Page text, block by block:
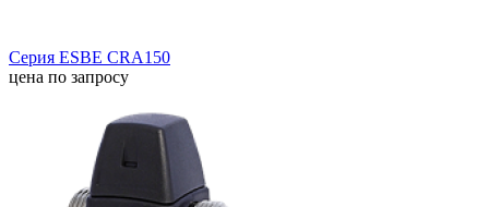
Серия ESBE CRA150
цена по запросу